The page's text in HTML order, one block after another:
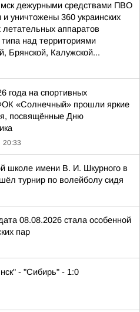
мск дежурными средствами ПВО
уничтожены 360 украинских
летательных аппаратов
над территориями
Брянской, Калужской...
года на спортивных
«Солнечный» прошли яркие
посвящённые Дню
20:33
школе имени В. И. Шкурного в
турнир по волейболу сидя
08.08.2026 стала особенной
пар
- "Сибирь" - 1:0